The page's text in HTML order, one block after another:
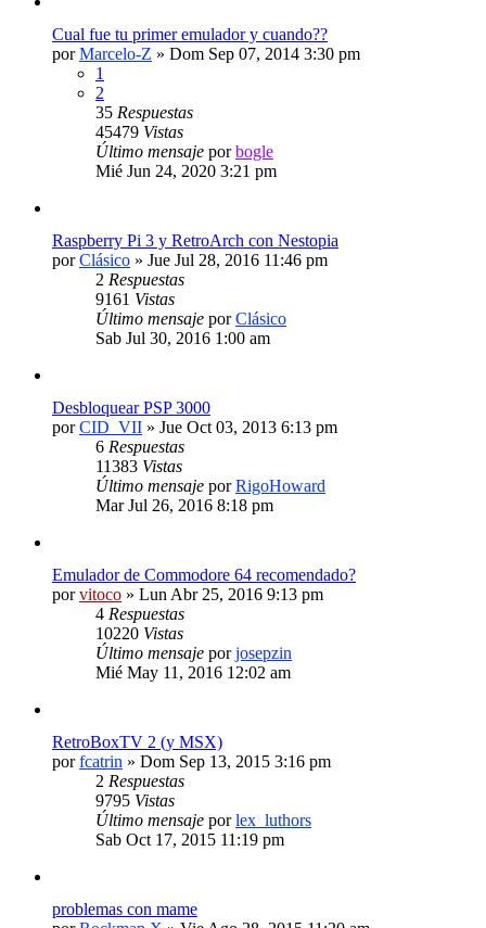
Cual fue tu primer emulador y cuando??
porMarcelo-Z » Dom Sep 07, 2014 3:30 pm
1
2
35 Respuestas
45479 Vistas
Último mensaje porbogle
Mié Jun 24, 2020 3:21 pm
Raspberry Pi 3 y RetroArch con Nestopia
porClásico » Jue Jul 28, 2016 11:46 pm
2 Respuestas
9161 Vistas
Último mensaje porClásico
Sab Jul 30, 2016 1:00 am
Desbloquear PSP 3000
porCID_VII » Jue Oct 03, 2013 6:13 pm
6 Respuestas
11383 Vistas
Último mensaje porRigoHoward
Mar Jul 26, 2016 8:18 pm
Emulador de Commodore 64 recomendado?
porvitoco » Lun Abr 25, 2016 9:13 pm
4 Respuestas
10220 Vistas
Último mensaje porjosepzin
Mié May 11, 2016 12:02 am
RetroBoxTV 2 (y MSX)
porfcatrin » Dom Sep 13, 2015 3:16 pm
2 Respuestas
9795 Vistas
Último mensaje porlex_luthors
Sab Oct 17, 2015 11:19 pm
problemas con mame